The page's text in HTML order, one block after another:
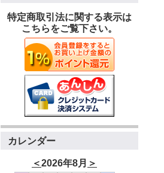
特定商取引法に関する表示は
こちらをご覧下さい。
カレンダー
＜2026年8月 ＞